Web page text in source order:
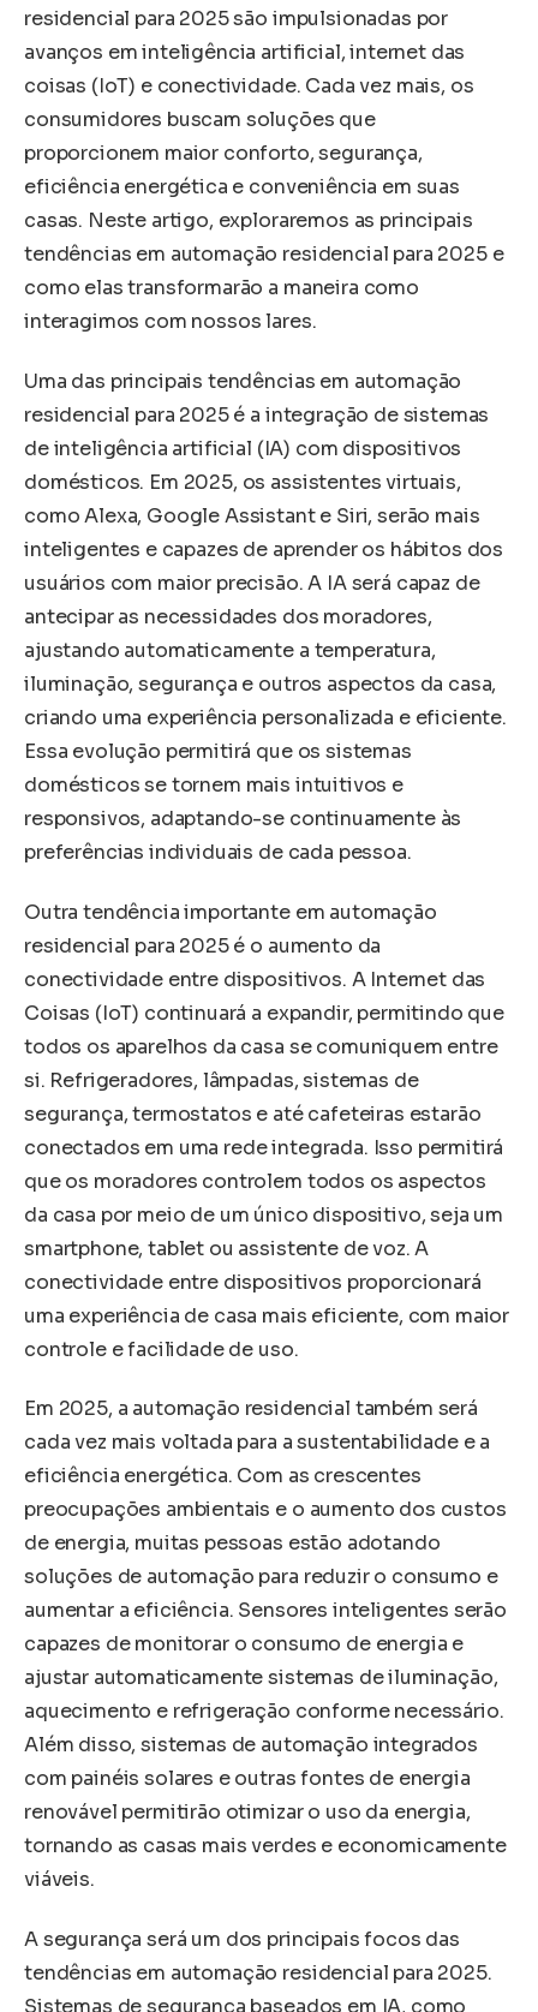
residencial para 2025 são impulsionadas por
avanços em inteligência artificial, internet das
coisas (IoT) e conectividade. Cada vez mais, os
consumidores buscam soluções que
proporcionem maior conforto, segurança,
eficiência energética e conveniência em suas
casas. Neste artigo, exploraremos as principais
tendências em automação residencial para 2025 e
como elas transformarão a maneira como
interagimos com nossos lares.
Uma das principais tendências em automação
residencial para 2025 é a integração de sistemas
de inteligência artificial (IA) com dispositivos
domésticos. Em 2025, os assistentes virtuais,
como Alexa, Google Assistant e Siri, serão mais
inteligentes e capazes de aprender os hábitos dos
usuários com maior precisão. A IA será capaz de
antecipar as necessidades dos moradores,
ajustando automaticamente a temperatura,
iluminação, segurança e outros aspectos da casa,
criando uma experiência personalizada e eficiente.
Essa evolução permitirá que os sistemas
domésticos se tornem mais intuitivos e
responsivos, adaptando-se continuamente às
preferências individuais de cada pessoa.
Outra tendência importante em automação
residencial para 2025 é o aumento da
conectividade entre dispositivos. A Internet das
Coisas (IoT) continuará a expandir, permitindo que
todos os aparelhos da casa se comuniquem entre
si. Refrigeradores, lâmpadas, sistemas de
segurança, termostatos e até cafeteiras estarão
conectados em uma rede integrada. Isso permitirá
que os moradores controlem todos os aspectos
da casa por meio de um único dispositivo, seja um
smartphone, tablet ou assistente de voz. A
conectividade entre dispositivos proporcionará
uma experiência de casa mais eficiente, com maior
controle e facilidade de uso.
Em 2025, a automação residencial também será
cada vez mais voltada para a sustentabilidade e a
eficiência energética. Com as crescentes
preocupações ambientais e o aumento dos custos
de energia, muitas pessoas estão adotando
soluções de automação para reduzir o consumo e
aumentar a eficiência. Sensores inteligentes serão
capazes de monitorar o consumo de energia e
ajustar automaticamente sistemas de iluminação,
aquecimento e refrigeração conforme necessário.
Além disso, sistemas de automação integrados
com painéis solares e outras fontes de energia
renovável permitirão otimizar o uso da energia,
tornando as casas mais verdes e economicamente
viáveis.
A segurança será um dos principais focos das
tendências em automação residencial para 2025.
Sistemas de segurança baseados em IA, como